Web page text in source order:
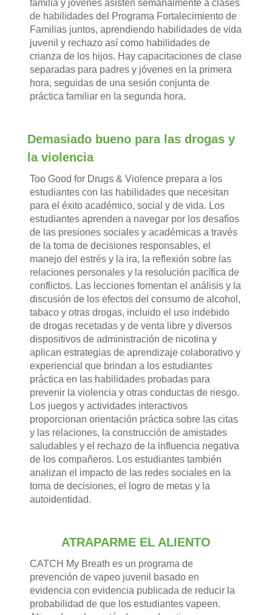
familia y jóvenes asisten semanalmente a clases
de habilidades del Programa Fortalecimiento de
Familias juntos, aprendiendo habilidades de vida
juvenil y rechazo así como habilidades de
crianza de los hijos. Hay capacitaciones de clase
separadas para padres y jóvenes en la primera
hora, seguidas de una sesión conjunta de
práctica familiar en la segunda hora.
Demasiado bueno para las drogas y
la violencia
Too Good for Drugs & Violence prepara a los
estudiantes con las habilidades que necesitan
para el éxito académico, social y de vida. Los
estudiantes aprenden a navegar por los desafíos
de las presiones sociales y académicas a través
de la toma de decisiones responsables, el
manejo del estrés y la ira, la reflexión sobre las
relaciones personales y la resolución pacífica de
conflictos. Las lecciones fomentan el análisis y la
discusión de los efectos del consumo de alcohol,
tabaco y otras drogas, incluido el uso indebido
de drogas recetadas y de venta libre y diversos
dispositivos de administración de nicotina y
aplican estrategias de aprendizaje colaborativo y
experiencial que brindan a los estudiantes
práctica en las habilidades probadas para
prevenir la violencia y otras conductas de riesgo.
Los juegos y actividades interactivos
proporcionan orientación práctica sobre las citas
y las relaciones, la construcción de amistades
saludables y el rechazo de la influencia negativa
de los compañeros. Los estudiantes también
analizan el impacto de las redes sociales en la
toma de decisiones, el logro de metas y la
autoidentidad.
ATRAPARME EL ALIENTO
CATCH My Breath es un programa de
prevención de vapeo juvenil basado en
evidencia con evidencia publicada de reducir la
probabilidad de que los estudiantes vapeen.